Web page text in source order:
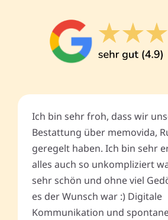
Ich bin sehr froh, dass wir
Bestattung über memovida,
geregelt haben. Ich bin sehr
alles auch so unkompliziert
sehr schön und ohne viel
es der Wunsch war :) Digitale
Kommunikation und